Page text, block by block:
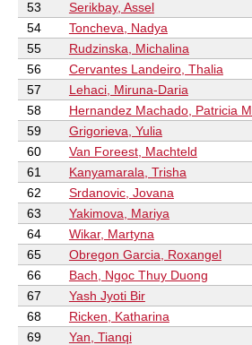
53 Serikbay, Assel
54
Toncheva, Nadya
55
Rudzinska, Michalina
56
Cervantes Landeiro, Thalia
57
Lehaci, Miruna-Daria
58
Hernandez Machado, Patricia M.
59
Grigorieva, Yulia
60
Van Foreest, Machteld
61
Kanyamarala, Trisha
62
Srdanovic, Jovana
63
Yakimova, Mariya
64
Wikar, Martyna
65
Obregon Garcia, Roxangel
66
Bach, Ngoc Thuy Duong
67
Yash Jyoti Bir
68
Ricken, Katharina
69
Yan, Tianqi